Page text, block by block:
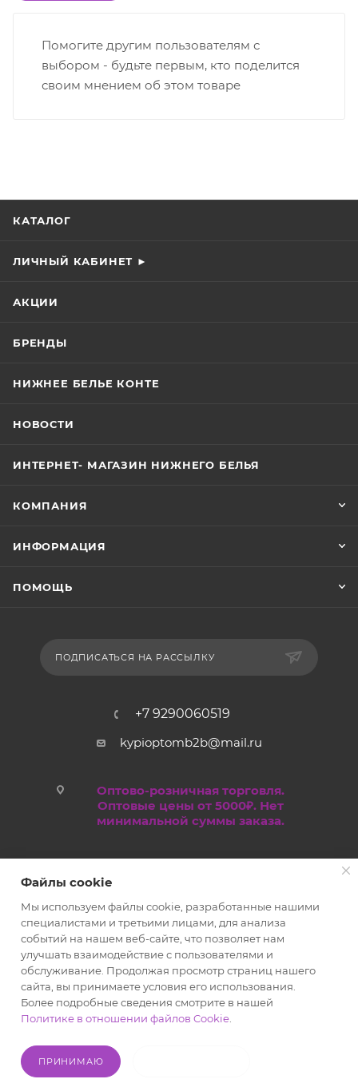
Помогите другим пользователям с
выбором - будьте первым, кто поделится
своим мнением об этом товаре
КАТАЛОГ
ЛИЧНЫЙ КАБИНЕТ ►
АКЦИИ
БРЕНДЫ
НИЖНЕЕ БЕЛЬЕ КОНТЕ
НОВОСТИ
ИНТЕРНЕТ- МАГАЗИН НИЖНЕГО БЕЛЬЯ
КОМПАНИЯ
ИНФОРМАЦИЯ
ПОМОЩЬ
ПОДПИСАТЬСЯ НА РАССЫЛКУ
+7 9290060519
kypioptomb2b@mail.ru
Оптово-розничная торговля.
Оптовые цены от 5000₽. Нет
минимальной суммы заказа.
2019 - 2026 © Kypioptom.ru оптово-розничный интернет-
магазин
Файлы cookie
Мы используем файлы cookie, разработанные нашими
специалистами и третьими лицами, для анализа
событий на нашем веб-сайте, что позволяет нам
улучшать взаимодействие с пользователями и
обслуживание. Продолжая просмотр страниц нашего
сайта, вы принимаете условия его использования.
Более подробные сведения смотрите в нашей
Политике в отношении файлов Cookie
ПРИНИМАЮ